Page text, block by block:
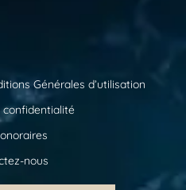
Générales d’utilisation
confidentialité
nous